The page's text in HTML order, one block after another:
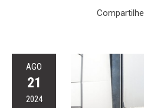
Compartilhe
AGO
21
2024